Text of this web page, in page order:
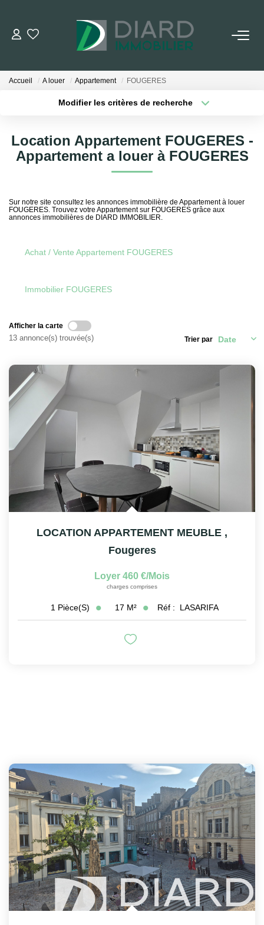
EXTRANET
Accueil A louer Appartement FOUGERES
Modifier les critères de recherche
Type de bien
Budget max Plus de critères
Location Appartement FOUGERES -
Appartement a louer à FOUGERES
Sur notre site consultez les annonces immobilière de Appartement à louer
FOUGERES. Trouvez votre Appartement sur FOUGERES grâce aux
annonces immobilières de DIARD IMMOBILIER.
Achat / Vente Appartement FOUGERES
Immobilier FOUGERES
Afficher la carte
13 annonce(s) trouvée(s) Trier par
LOCATION APPARTEMENT MEUBLE ,
Fougeres
Loyer 460 €/mois
charges comprises
1 Pièce(s) 17 M² Réf : LASARIFA